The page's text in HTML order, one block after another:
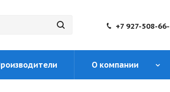
+7 927-508-
О компании